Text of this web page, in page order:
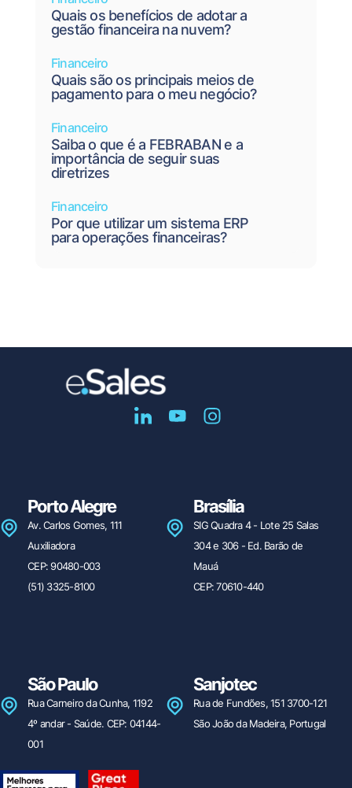
Quais os benefícios de adotar a
gestão financeira na nuvem?
Financeiro
Quais são os principais meios de
pagamento para o meu negócio?
Financeiro
Saiba o que é a FEBRABAN e a
importância de seguir suas
diretrizes
Financeiro
Por que utilizar um sistema ERP
para operações financeiras?
Porto Alegre
Av. Carlos Gomes, 111
Auxiliadora
CEP: 90480-003
(51) 3325-8100
Brasília
SIG Quadra 4 - Lote 25 Salas
304 e 306 - Ed. Barão de
Mauá
CEP: 70610-440
São Paulo
Rua Carneiro da Cunha, 1192
4º andar - Saúde. CEP: 04144-
001
Sanjotec
Rua de Fundões, 151 3700-121
São João da Madeira, Portugal